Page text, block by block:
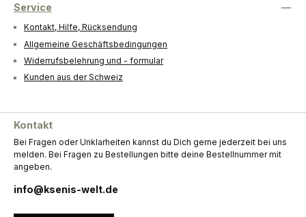
Service
Kontakt, Hilfe, Rücksendung
Allgemeine Geschäftsbedingungen
Widerrufsbelehrung und - formular
Kunden aus der Schweiz
Kontakt
Bei Fragen oder Unklarheiten kannst du Dich gerne jederzeit bei uns
melden. Bei Fragen zu Bestellungen bitte deine Bestellnummer mit
angeben.
info@ksenis-welt.de